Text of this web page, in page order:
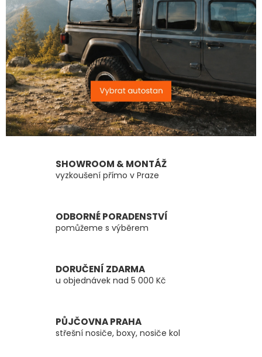
SHOWROOM & MONTÁŽ
vyzkoušení přímo v Praze
ODBORNÉ PORADENSTVÍ
pomůžeme s výběrem
DORUČENÍ ZDARMA
u objednávek nad 5 000 Kč
PŮJČOVNA PRAHA
střešní nosiče, boxy, nosiče kol